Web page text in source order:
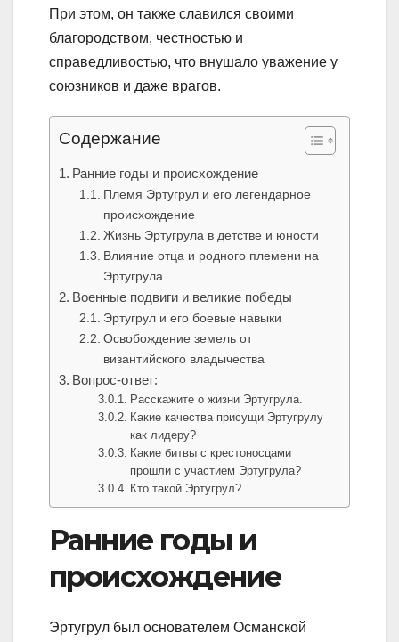
При этом, он также славился своими
благородством, честностью и
справедливостью, что внушало уважение у
союзников и даже врагов.
Содержание
Ранние годы и происхождение
Племя Эртугрул и его легендарное
происхождение
Жизнь Эртугрула в детстве и юности
Влияние отца и родного племени на
Эртугрула
Военные подвиги и великие победы
Эртугрул и его боевые навыки
Освобождение земель от
византийского владычества
Вопрос-ответ:
Расскажите о жизни Эртугрула.
Какие качества присущи Эртугрулу
как лидеру?
Какие битвы с крестоносцами
прошли с участием Эртугрула?
Кто такой Эртугрул?
Ранние годы и
происхождение
Эртугрул был основателем Османской